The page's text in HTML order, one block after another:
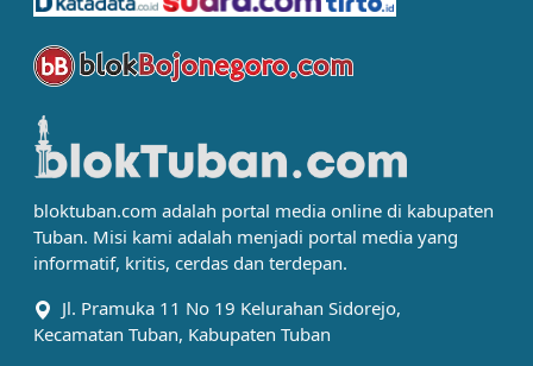
bloktuban.com adalah portal media online di kabupaten
Tuban. Misi kami adalah menjadi portal media yang
informatif, kritis, cerdas dan terdepan.
Jl. Pramuka 11 No 19 Kelurahan Sidorejo,
Kecamatan Tuban, Kabupaten Tuban